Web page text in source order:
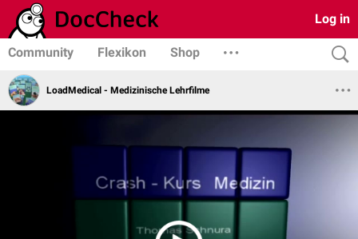
Log in
Community Flexikon Shop
LoadMedical - Medizinische Lehrfilme